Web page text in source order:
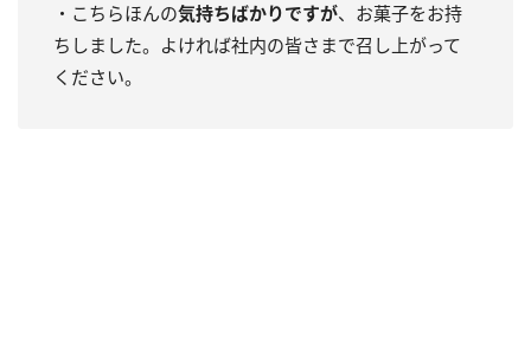
・こちらほんの気持ちばかりですが、お菓子をお持
ちしました。よければ社内の皆さまで召し上がって
ください。